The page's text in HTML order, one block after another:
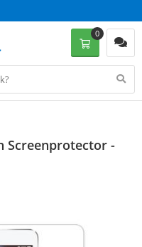
0
Screenprotector -